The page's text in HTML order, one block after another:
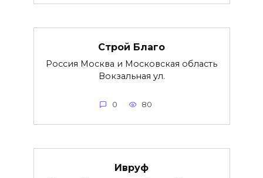
Строй Благо
Россия Москва и Московская область
Вокзальная ул.
0 80
Ивруф